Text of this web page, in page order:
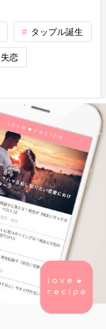
タップル誕生
失恋